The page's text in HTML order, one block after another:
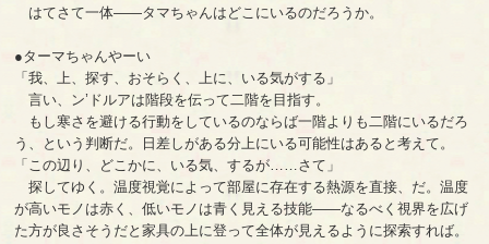
はてさて一体――タマちゃんはどこにいるのだろうか。
●ターマちゃんやーい
「我、上、探す、おそらく、上に、いる気がする」
言い、ン’ドルアは階段を伝って二階を目指す。
もし寒さを避ける行動をしているのならば一階よりも二階にいるだろ
う、という判断だ。日差しがある分上にいる可能性はあると考えて。
「この辺り、どこかに、いる気、するが……さて」
探してゆく。温度視覚によって部屋に存在する熱源を直接、だ。温度
が高いモノは赤く、低いモノは青く見える技能――なるべく視界を広げ
た方が良さそうだと家具の上に登って全体が見えるように探索すれば。